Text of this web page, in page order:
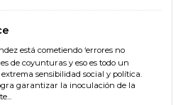
está cometiendo ‘errores no
de coyunturas y eso es todo un
sensibilidad social y política.
garantizar la inoculación de la